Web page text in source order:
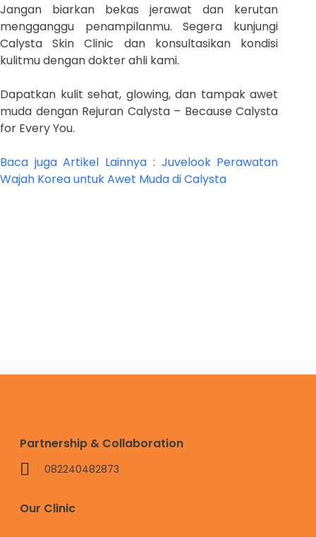
Jangan biarkan bekas jerawat dan kerutan
mengganggu penampilanmu. Segera kunjungi
Calysta Skin Clinic dan konsultasikan kondisi
kulitmu dengan dokter ahli kami.
Dapatkan kulit sehat, glowing, dan tampak awet
muda dengan Rejuran Calysta – Because Calysta
for Every You.
Baca juga Artikel Lainnya : Juvelook Perawatan
Wajah Korea untuk Awet Muda di Calysta
Partnership & Collaboration
082240482873
Our Clinic